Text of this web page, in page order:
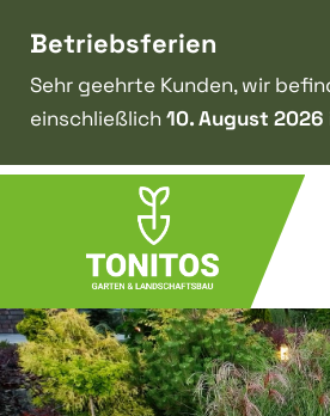
Betriebsferien
Sehr geehrte Kunden, wir
einschließlich 10. August 2026